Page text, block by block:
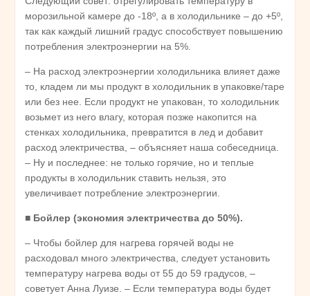
морозильной камере до -18º, а в холодильнике – до +5º,
так как каждый лишний градус способствует повышению
потребления электроэнергии на 5%.
– На расход электроэнергии холодильника влияет даже
то, кладем ли мы продукт в холодильник в упаковке/таре
или без нее. Если продукт не упакован, то холодильник
возьмет из него влагу, которая позже накопится на
стенках холодильника, превратится в лед и добавит
расход электричества, – объясняет наша собеседница.
– Ну и последнее: не только горячие, но и теплые
продукты в холодильник ставить нельзя, это
увеличивает потребление электроэнергии.
■ Бойлер (экономия электричества до 50%).
– Чтобы бойлер для нагрева горячей воды не
расходовал много электричества, следует установить
температуру нагрева воды от 55 до 59 градусов, –
советует Анна Луизе. – Если температура воды будет